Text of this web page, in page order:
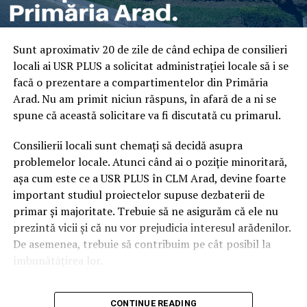
Sunt aproximativ 20 de zile de când echipa de consilieri
locali ai USR PLUS a solicitat administrației locale să i se
facă o prezentare a compartimentelor din Primăria
Arad. Nu am primit niciun răspuns, în afară de a ni se
spune că această solicitare va fi discutată cu primarul.
Consilierii locali sunt chemați să decidă asupra
problemelor locale. Atunci când ai o poziție minoritară,
așa cum este ce a USR PLUS în CLM Arad, devine foarte
important studiul proiectelor supuse dezbaterii de
primar și majoritate. Trebuie să ne asigurăm că ele nu
prezintă vicii și că nu vor prejudicia interesul arădenilor.
De asemenea, trebuie să contribuim pe cât posibil la
îmbunătățirea lor.
Am avut deja trei ședințe de consiliu local, iar a patra va
CONTINUE READING